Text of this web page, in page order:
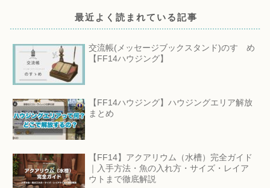
最近よく読まれている記事
交流帳(メッセージブックスタンド)のすゝめ
【FF14ハウジング】
【FF14ハウジング】ハウジングエリア解放
まとめ
【FF14】アクアリウム（水槽）完全ガイド
｜入手方法・魚の入れ方・サイズ・レイア
ウトまで徹底解説